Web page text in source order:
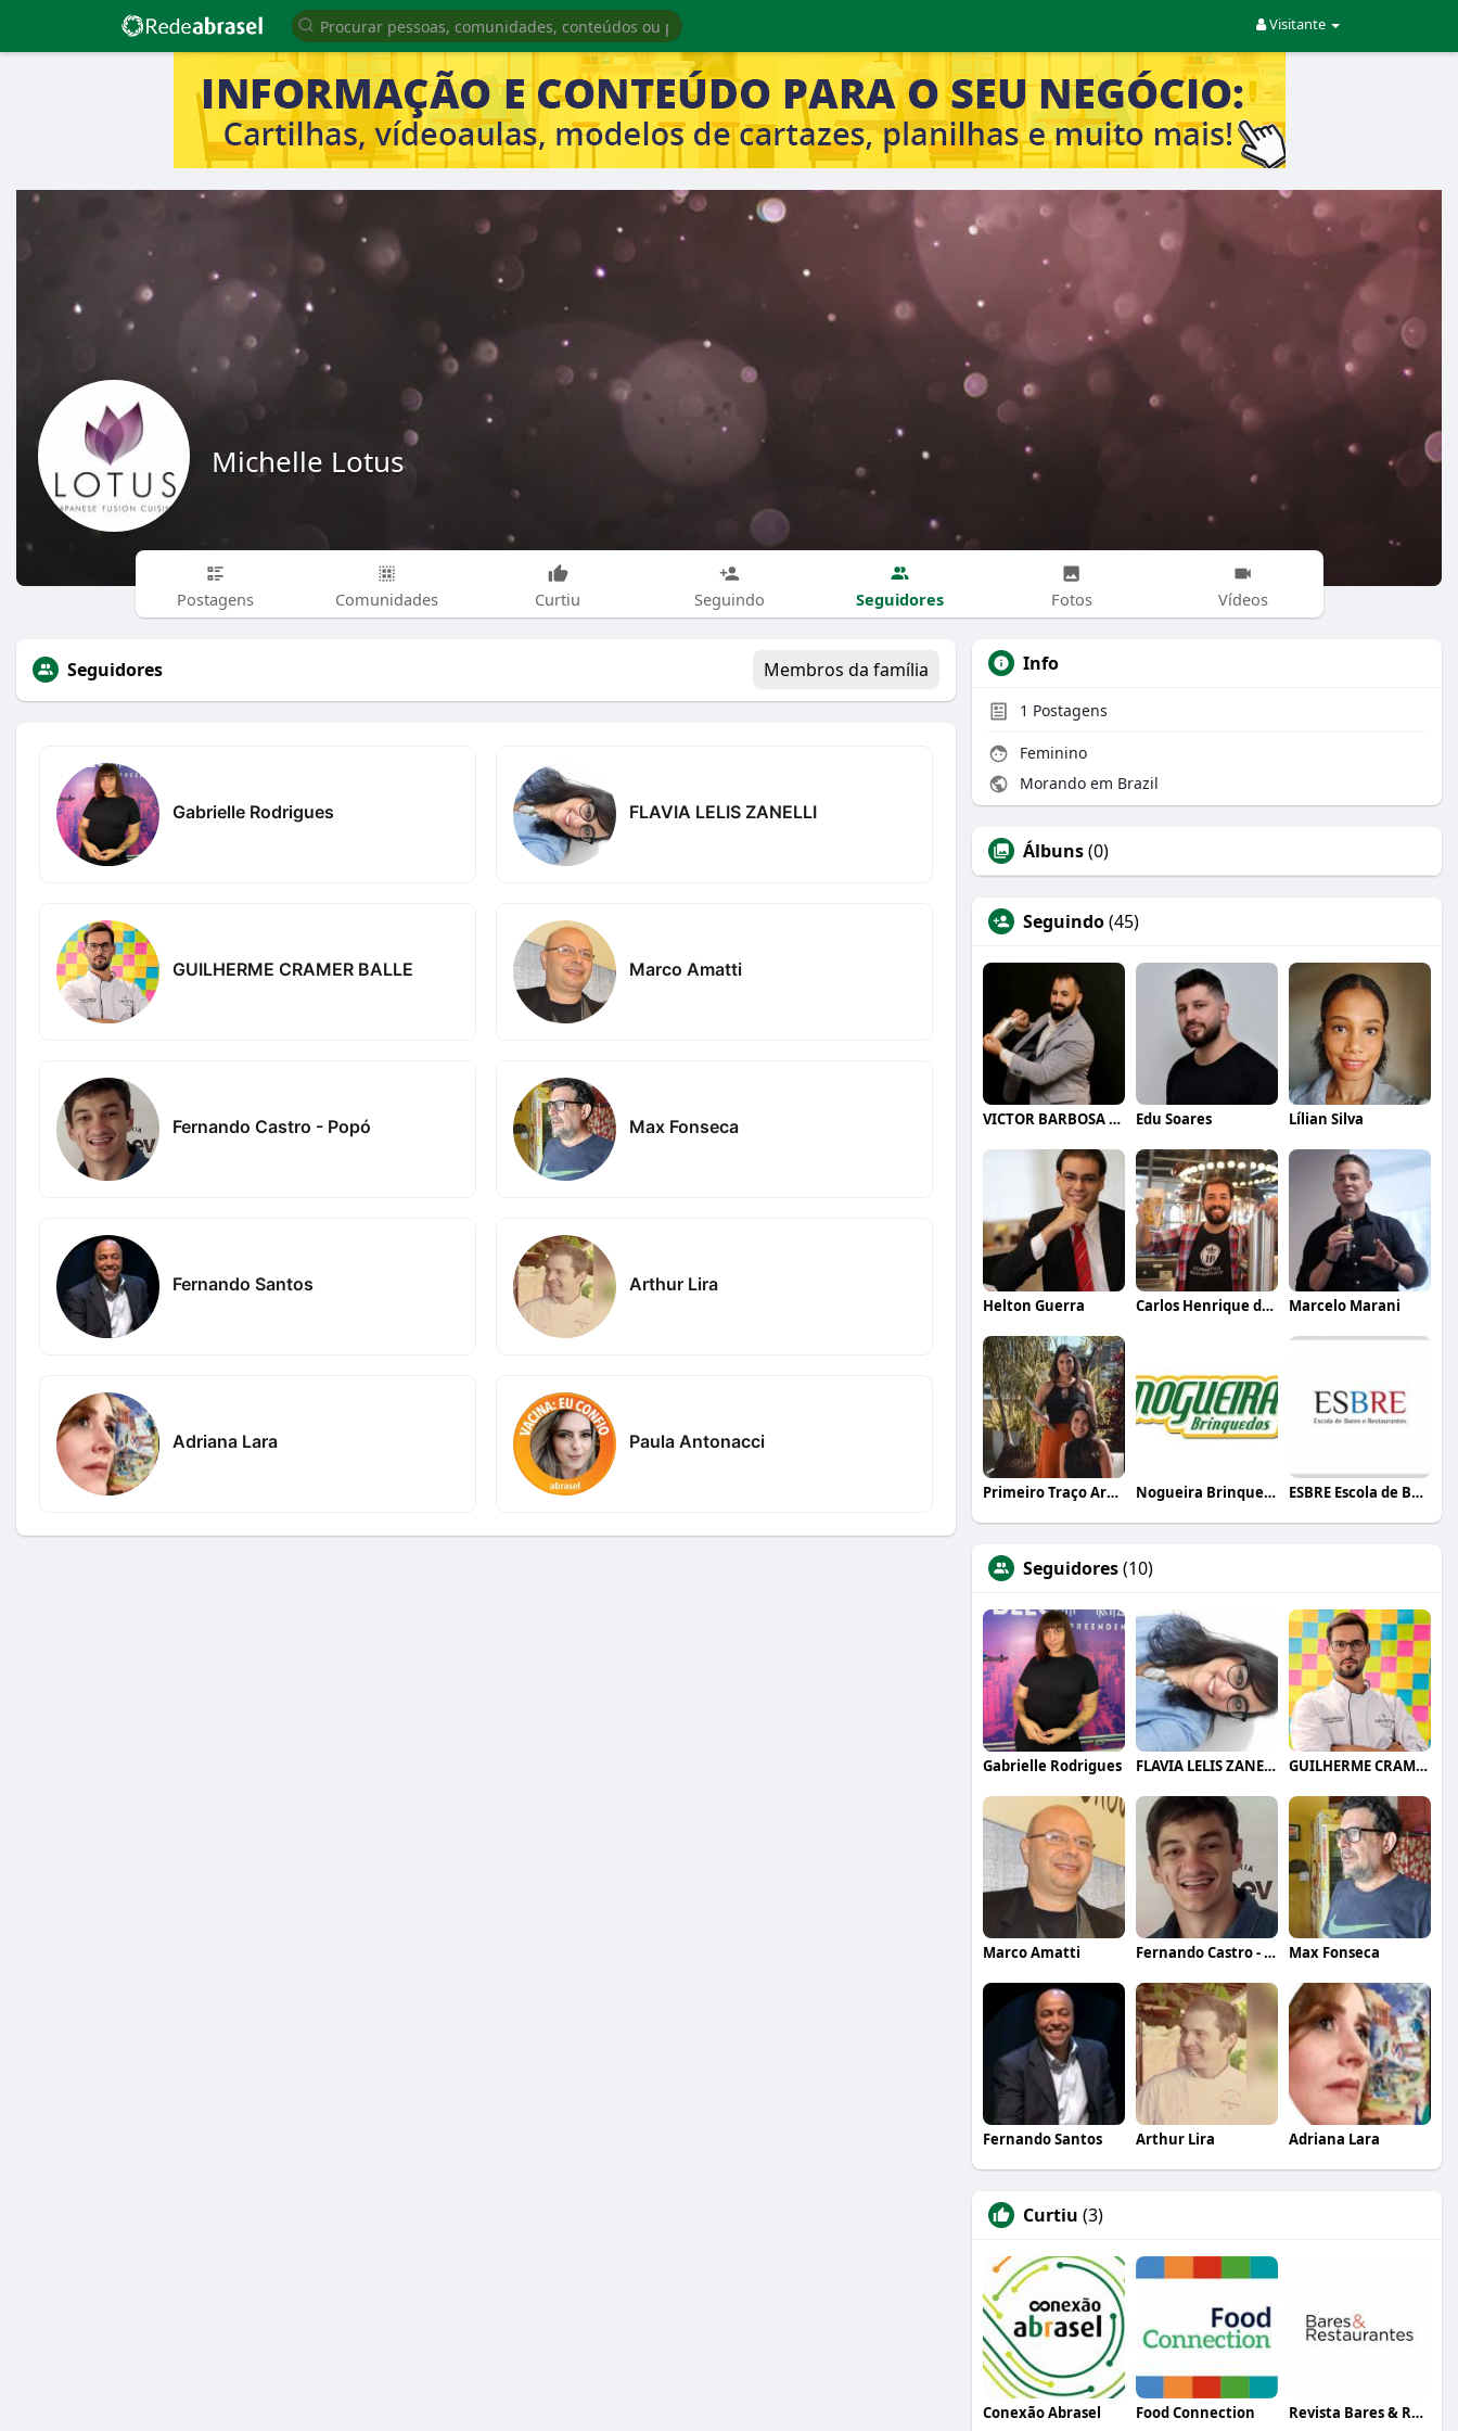
Visitante
Michelle Lotus
Postagens Comunidades Curtiu Seguindo Seguidores Fotos Vídeos
Seguidores Membros da família
Gabrielle Rodrigues FLAVIA LELIS ZANELLI
GUILHERME CRAMER BALLE Marco Amatti
Fernando Castro - Popó Max Fonseca
Fernando Santos Arthur Lira
Adriana Lara Paula Antonacci
Info
1 Postagens
Feminino
Morando em Brazil
Álbuns(0)
Seguindo(45)
VICTOR BARBOSA QUARANTA Edu Soares Lílian Silva
Helton Guerra Carlos Henrique de Faria Vasconcelos Marcelo Marani
Primeiro Traço Arquitetura Nogueira Brinquedos ESBRE Escola de Bares e Restaurantes
Seguidores(10)
Gabrielle Rodrigues FLAVIA LELIS ZANELLI GUILHERME CRAMER BALLE
Marco Amatti Fernando Castro - Popó Max Fonseca
Fernando Santos Arthur Lira Adriana Lara
Curtiu (3)
Conexão Abrasel Food Connection Revista Bares & Restaurantes